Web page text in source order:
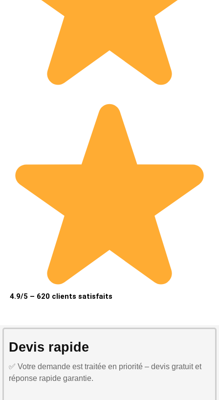
4.9/5 – 620 clients satisfaits
Devis rapide
✅ Votre demande est traitée en priorité – devis gratuit et
réponse rapide garantie.